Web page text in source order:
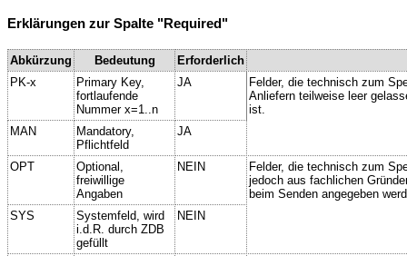
Erklärungen zur Spalte "Required"
Abkürzung Bedeutung
Erforderlich
PK-x
Primary Key,
fortlaufende
Nummer x=1..n
JA
Felder, die technisch zum
Anliefern teilweise leer
ist.
MAN
Mandatory,
Pflichtfeld
JA
OPT
Optional,
freiwillige
Angaben
NEIN
Felder, die technisch zum
jedoch aus fachlichen
beim Senden angegeben
SYS
Systemfeld, wird
i.d.R. durch ZDB
gefüllt
NEIN